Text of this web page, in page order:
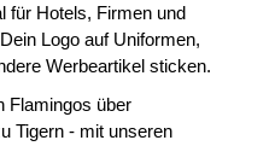
für Hotels, Firmen und
Logo auf Uniformen,
Werbeartikel sticken.
Flamingos über
Tigern - mit unseren